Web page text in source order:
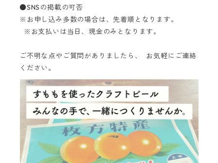
●SNSの掲載の可否
※お申し込み多数の場合は、先着順となります。
※お支払いは当日、現金のみとなります。
ご不明な点やご質問がありましたら、 お気軽にご連絡
ください。